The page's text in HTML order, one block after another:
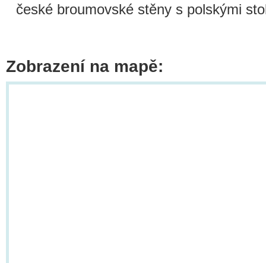
české broumovské stěny s polskými
Zobrazení na mapě: